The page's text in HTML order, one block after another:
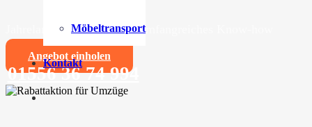
Möbeltransport
Kontakt
Jahrelange Erfahrung und umfangreiches Know-how
Angebot einholen
01556 36 74 994